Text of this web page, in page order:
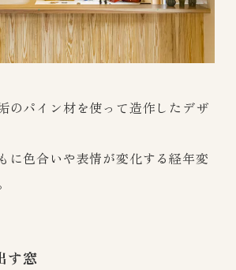
のパイン材を使って造作したデザ
に色合いや表情が変化する経年変
す窓